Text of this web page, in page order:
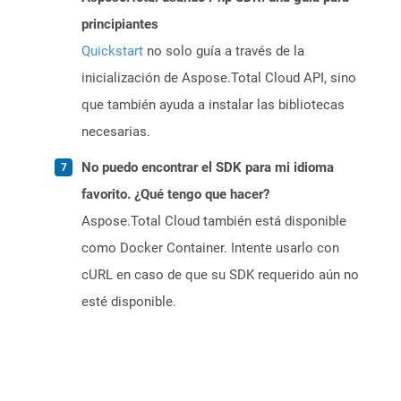
principiantes
Quickstart no solo guía a través de la
inicialización de Aspose.Total Cloud API, sino
que también ayuda a instalar las bibliotecas
necesarias.
No puedo encontrar el SDK para mi idioma
favorito. ¿Qué tengo que hacer?
Aspose.Total Cloud también está disponible
como Docker Container. Intente usarlo con
cURL en caso de que su SDK requerido aún no
esté disponible.